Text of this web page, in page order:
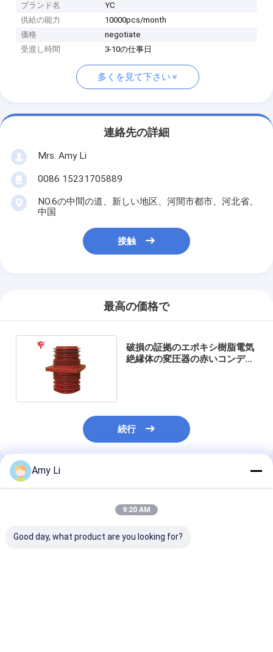
ブランド名
YC
供給の能力
10000pcs/month
価格
negotiate
受渡し時間
3-10の仕事日
多くを見て下さい
連絡先の詳細
Mrs. Amy Li
0086 15231705889
NO.6の中間の道、新しい地区、河間市都市、河北省、
中国
接触
最高の価格で
破損の証拠のエポキシ樹脂電気
絶縁体の変圧器の赤いコンデン
続行
推薦されたプロダクト
Amy Li
9:20 AM
Good day, what product are you looking for?